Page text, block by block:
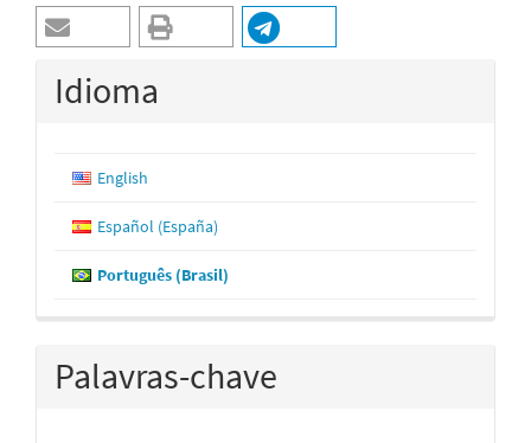
Idioma
English
Español (España)
Português (Brasil)
Palavras-chave